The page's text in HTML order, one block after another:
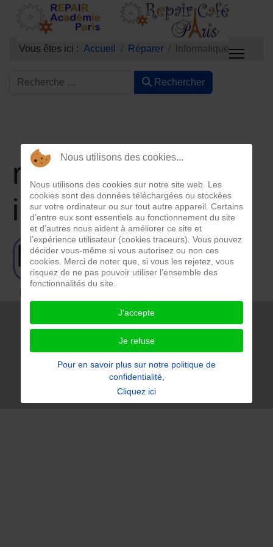
Vous êtes ici : Accueil Réparer Informatique
Rechercher
reparer appareils
informatiques
** Copyright Repaircafe Paris ** 2018 - 2026 ** Design :
2niCreation ***
Notre politique de confidentialité
Accessibilité du site : partiellement conforme
Nous utilisons des cookies...
Nous utilisons des cookies sur notre site web. Les
cookies sont des données téléchargées ou stockées
sur votre ordinateur ou sur tout autre appareil. Certains
d’entre eux sont essentiels au fonctionnement du site
et d’autres nous aident à améliorer ce site et
l’expérience utilisateur (cookies traceurs). Vous pouvez
décider vous-même si vous autorisez ou non ces
cookies. Merci de noter que, si vous les rejetez, vous
risquez de ne pas pouvoir utiliser l’ensemble des
fonctionnalités du site.
J'accepte
Je refuse
Pour en savoir plus sur notre politique de
confidentialité,
Cliquez ici